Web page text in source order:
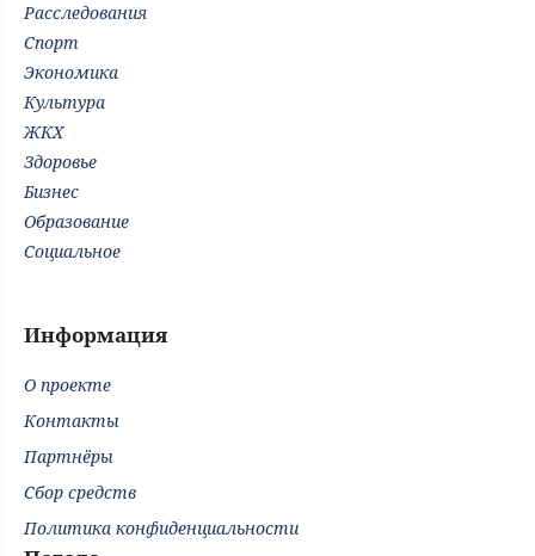
Расследования
Спорт
Экономика
Культура
ЖКХ
Здоровье
Бизнес
Образование
Социальное
Информация
О проекте
Контакты
Партнёры
Сбор средств
Политика конфиденциальности